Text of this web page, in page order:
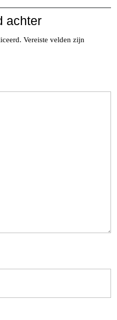
achter
Vereiste velden zijn